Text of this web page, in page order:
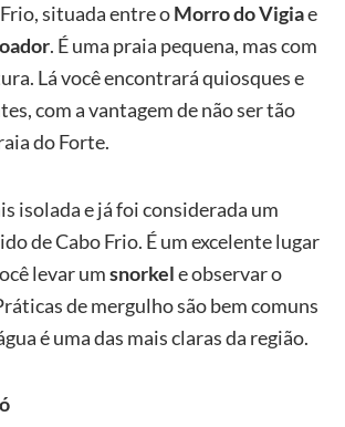
situada entre oMorro do Vigiae
. É uma praia pequena, mas com
Lá você encontrará quiosques e
com a vantagem de não ser tão
do Forte.
isolada e já foi considerada um
de Cabo Frio. É um excelente lugar
levar umsnorkele observar o
de mergulho são bem comuns
é uma das mais claras da região.